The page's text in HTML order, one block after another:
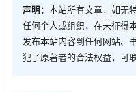
声明： 本站所有文章，如无
任何个人或组织，在未征得
发布本站内容到任何网站、
犯了原著者的合法权益，可